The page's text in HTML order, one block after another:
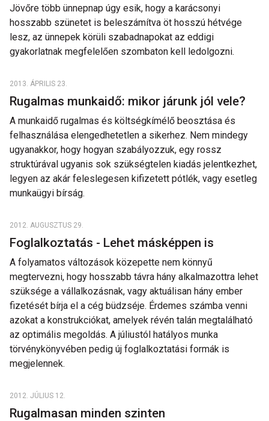
Jövőre több ünnepnap úgy esik, hogy a karácsonyi
hosszabb szünetet is beleszámítva öt hosszú hétvége
lesz, az ünnepek körüli szabadnapokat az eddigi
gyakorlatnak megfelelően szombaton kell ledolgozni.
2013. ÁPRILIS 23.
Rugalmas munkaidő: mikor járunk jól vele?
A munkaidő rugalmas és költségkímélő beosztása és
felhasználása elengedhetetlen a sikerhez. Nem mindegy
ugyanakkor, hogy hogyan szabályozzuk, egy rossz
struktúrával ugyanis sok szükségtelen kiadás jelentkezhet,
legyen az akár feleslegesen kifizetett pótlék, vagy esetleg
munkaügyi bírság.
2012. AUGUSZTUS 29.
Foglalkoztatás - Lehet másképpen is
A folyamatos változások közepette nem könnyű
megtervezni, hogy hosszabb távra hány alkalmazottra lehet
szüksége a vállalkozásnak, vagy aktuálisan hány ember
fizetését bírja el a cég büdzséje. Érdemes számba venni
azokat a konstrukciókat, amelyek révén talán megtalálható
az optimális megoldás. A júliustól hatályos munka
törvénykönyvében pedig új foglalkoztatási formák is
megjelennek.
2012. JÚLIUS 12.
Rugalmasan minden szinten